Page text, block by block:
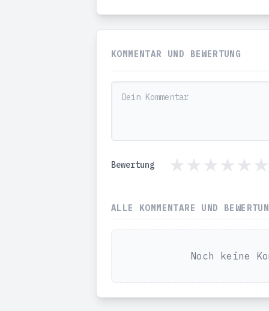
KOMMENTAR UND BEWERTUNG
Bewertung
ALLE KOMMENTARE UND
Noch keine